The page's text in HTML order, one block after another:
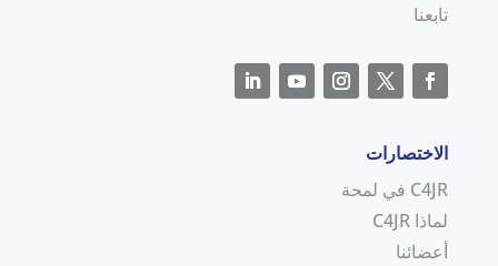
تابعنا
الاختصارات
C4JR في لمحة
لماذا C4JR
أعضائنا